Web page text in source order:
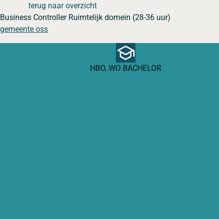
terug naar overzicht
Business Controller Ruimtelijk domein (28-36 uur)
gemeente oss
HBO, WO BACHELOR